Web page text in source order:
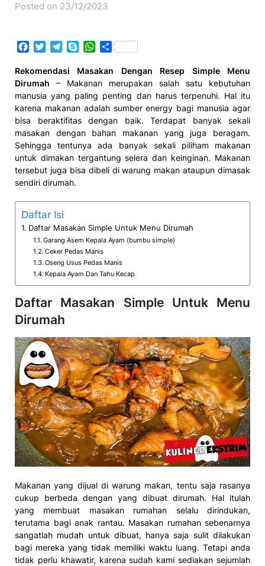
Posted on 23/12/2023
Facebook
TwitterTelegram
SkypeWhatsApp
Share
Rekomendasi Masakan Dengan Resep Simple Menu
Dirumah – Makanan merupakan salah satu kebutuhan
manusia yang paling penting dan harus terpenuhi. Hal itu
karena makanan adalah sumber energy bagi manusia agar
bisa beraktifitas dengan baik. Terdapat banyak sekali
masakan dengan bahan makanan yang juga beragam.
Sehingga tentunya ada banyak sekali piliham makanan
untuk dimakan tergantung selera dan keinginan. Makanan
tersebut juga bisa dibeli di warung makan ataupun dimasak
sendiri dirumah.
Daftar Isi
Daftar Masakan Simple Untuk Menu Dirumah
Garang Asem Kepala Ayam (bumbu simple)
Ceker Pedas Manis
Oseng Usus Pedas Manis
Kepala Ayam Dan Tahu Kecap
Daftar Masakan Simple Untuk Menu
Dirumah
Makanan yang dijual di warung makan, tentu saja rasanya
cukup berbeda dengan yang dibuat dirumah. Hal itulah
yang membuat masakan rumahan selalu dirindukan,
terutama bagi anak rantau. Masakan rumahan sebenarnya
sangatlah mudah untuk dibuat, hanya saja sulit dilakukan
bagi mereka yang tidak memiliki waktu luang. Tetapi anda
tidak perlu khawatir, karena sudah kami sediakan sejumlah